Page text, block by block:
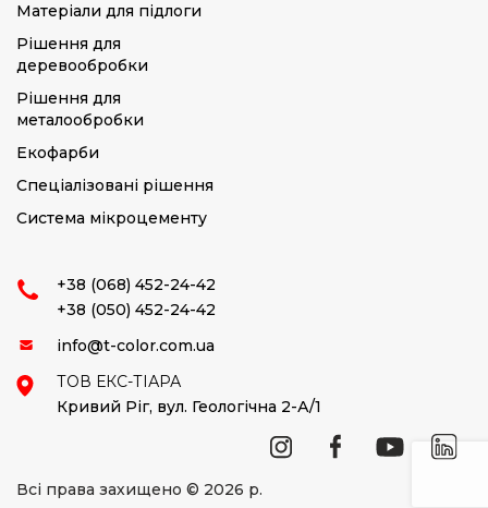
Матеріали для підлоги
Рішення для
деревообробки
Рішення для
металообробки
Екофарби
Спеціалізовані рішення
Система мікроцементу
+38 (068) 452-24-42
+38 (050) 452-24-42
info@t-color.com.ua
ТОВ ЕКС-ТІАРА
Кривий Ріг, вул. Геологічна 2-А/1
Всі права захищено © 2026 р.